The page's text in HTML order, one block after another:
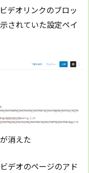
デオリンクのブロッ
されていた設定ペイ
消えた
デオのページのアド